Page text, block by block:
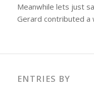
Meanwhile lets just
Gerard contributed a
ENTRIES BY